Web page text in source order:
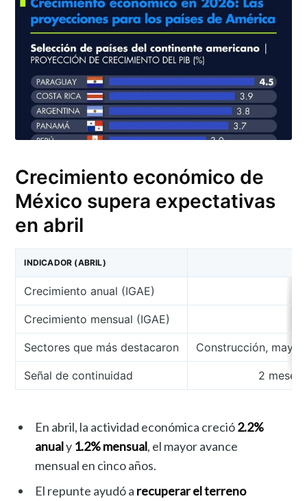
Crecimiento económico de
México supera expectativas
en abril
INDICADOR (ABRIL)
Crecimiento anual (IGAE)
Crecimiento mensual (IGAE)
Sectores que más destacaron Construcción,
Señal de continuidad 2 meses
En abril, la actividad económica creció2.2%
anualy 1.2% mensual, el mayor avance
mensual en cinco años.
El repunte ayudó a recuperar el terreno